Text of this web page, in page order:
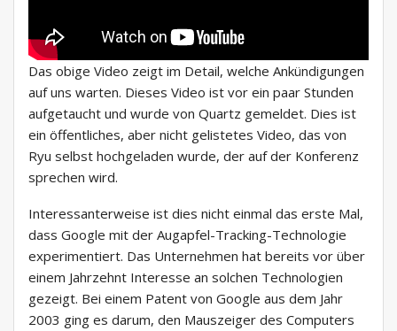
Das obige Video zeigt im Detail, welche Ankündigungen
auf uns warten. Dieses Video ist vor ein paar Stunden
aufgetaucht und wurde von Quartz gemeldet. Dies ist
ein öffentliches, aber nicht gelistetes Video, das von
Ryu selbst hochgeladen wurde, der auf der Konferenz
sprechen wird.
Interessanterweise ist dies nicht einmal das erste Mal,
dass Google mit der Augapfel-Tracking-Technologie
experimentiert. Das Unternehmen hat bereits vor über
einem Jahrzehnt Interesse an solchen Technologien
gezeigt. Bei einem Patent von Google aus dem Jahr
2003 ging es darum, den Mauszeiger des Computers